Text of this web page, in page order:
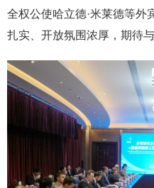
全权公使哈立德·米莱德等外
扎实、开放氛围浓厚，期待